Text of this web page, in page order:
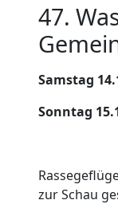
47.
Samstag
Sonntag
zur Schau